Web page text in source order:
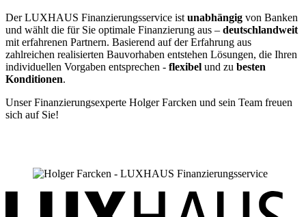
Der LUXHAUS Finanzierungsservice ist unabhängig von Banken
und wählt die für Sie optimale Finanzierung aus – deutschlandweit
mit erfahrenen Partnern. Basierend auf der Erfahrung aus
zahlreichen realisierten Bauvorhaben entstehen Lösungen, die Ihren
individuellen Vorgaben entsprechen - flexibel und zu besten
Konditionen.
Unser Finanzierungsexperte Holger Farcken und sein Team freuen
sich auf Sie!